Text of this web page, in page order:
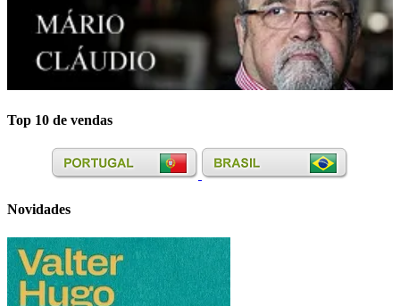
Top 10 de vendas
Novidades